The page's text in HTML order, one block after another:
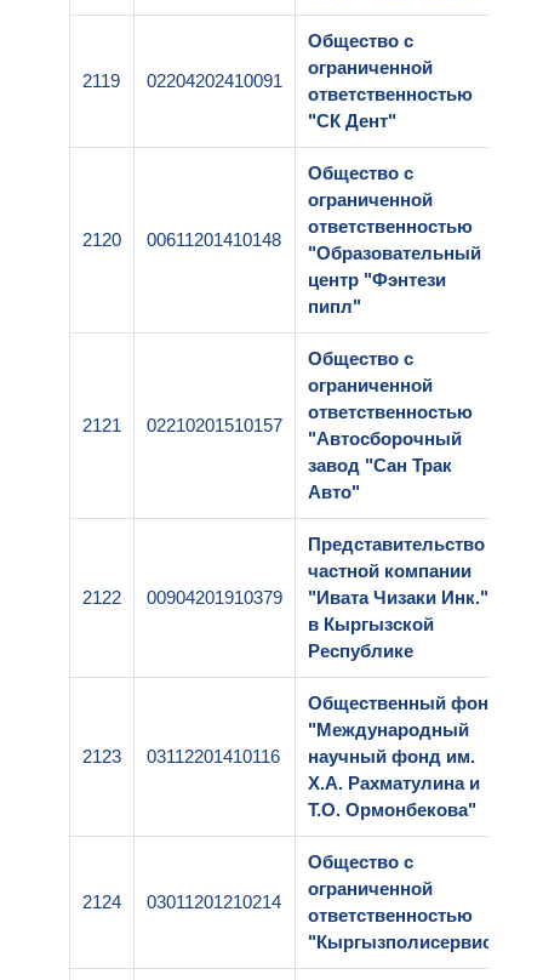
2119 02204202410091
Общество с
ограниченной
ответственностью
"СК Дент"
2120 00611201410148
Общество с
ограниченной
ответственностью
"Образовательный
центр "Фэнтези
пипл"
2121 02210201510157
Общество с
ограниченной
ответственностью
"Автосборочный
завод "Сан Трак
Авто"
2122 00904201910379
Представительство
частной компании
"Ивата Чизаки Инк."
в Кыргызской
Республике
2123 03112201410116
Общественный фонд
"Международный
научный фонд им.
Х.А. Рахматулина и
Т.О. Ормонбекова"
2124 03011201210214
Общество с
ограниченной
ответственностью
"Кыргызполисервис"